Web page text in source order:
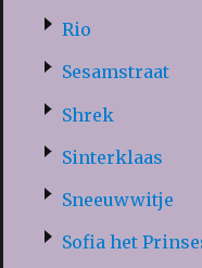
Rio
Sesamstraat
Shrek
Sinterklaas
Sneeuwwitje
Sofia het